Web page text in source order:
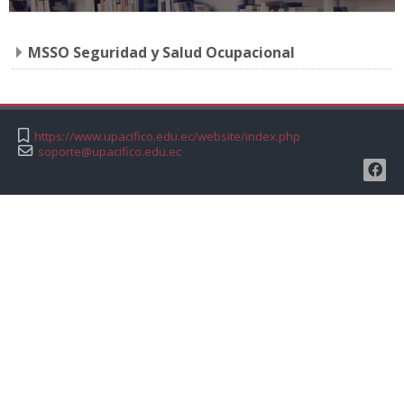
MSSO Seguridad y Salud Ocupacional
https://www.upacifico.edu.ec/website/index.php
soporte@upacifico.edu.ec